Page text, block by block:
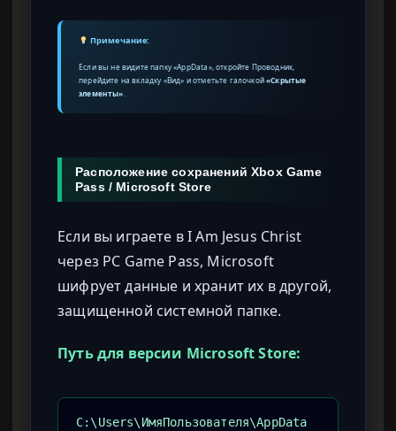
Примечание:
Если вы не видите папку «AppData», откройте Проводник,
перейдите на вкладку «Вид» и отметьте галочкой«Скрытые
элементы»
Расположение сохранений Xbox Game
Pass / Microsoft Store
Если вы играете в I Am Jesus Christ
через PC Game Pass, Microsoft
шифрует данные и хранит их в другой,
защищенной системной папке.
Путь для версии Microsoft Store:
C:\Users\ИмяПользователя\AppData